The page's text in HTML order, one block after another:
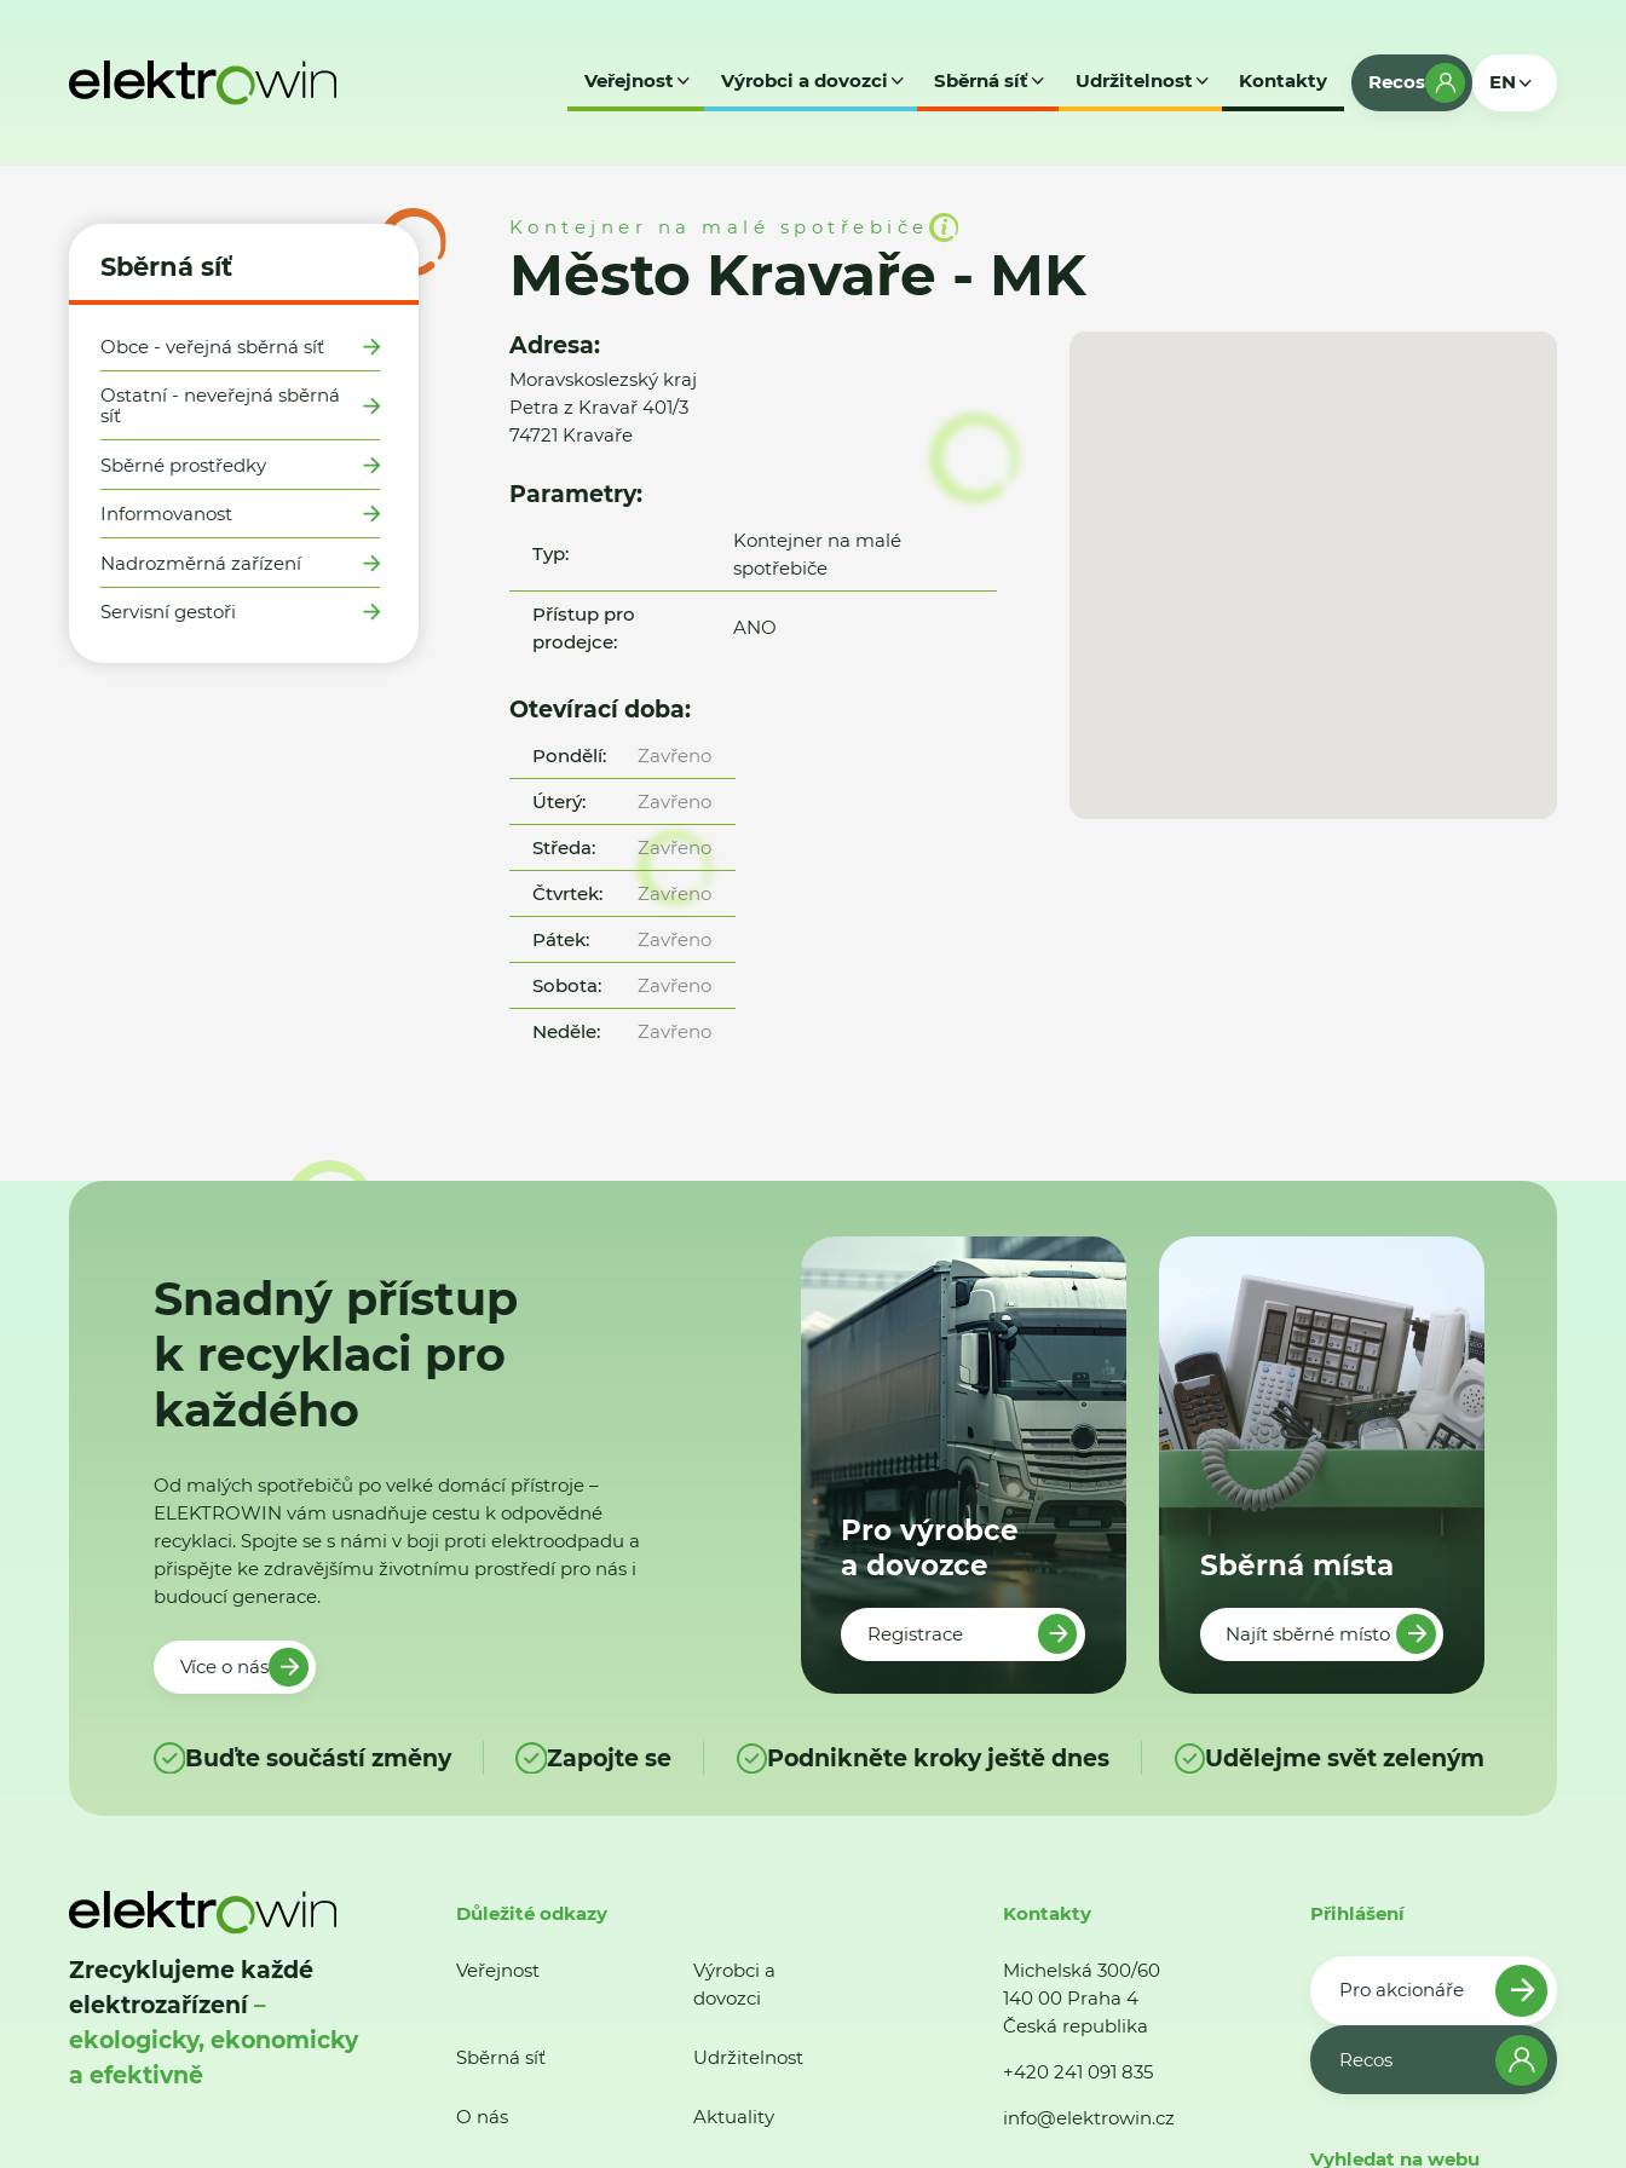
Veřejnost Výrobci a dovozci Sběrná síť Udržitelnost Kontakty Recos EN
Sběrná síť
Obce - veřejná sběrná síť
Ostatní - neveřejná sběrná
síť
Sběrné prostředky
Informovanost
Nadrozměrná zařízení
Servisní gestoři
Kontejner na malé spotřebiče
Město Kravaře - MK
Adresa:
Moravskoslezský kraj
Petra z Kravař 401/3
74721 Kravaře
Parametry:
Typ:
Kontejner na malé
spotřebiče
Přístup pro
prodejce:
ANO
Otevírací doba:
Pondělí:
Zavřeno
Úterý:
Zavřeno
Středa:
Zavřeno
Čtvrtek:
Zavřeno
Pátek:
Zavřeno
Sobota:
Zavřeno
Neděle:
Zavřeno
Snadný přístup
k recyklaci pro
každého
Od malých spotřebičů po velké domácí přístroje –
ELEKTROWIN vám usnadňuje cestu k odpovědné
recyklaci. Spojte se s námi v boji proti elektroodpadu a
přispějte ke zdravějšímu životnímu prostředí pro nás i
budoucí generace.
Více o nás
Pro výrobce
a dovozce
Registrace
Sběrná místa
Najít sběrné místo
Buďte součástí změny Zapojte se Podnikněte kroky ještě dnes Udělejme svět zeleným
Zrecyklujeme každé
elektrozařízení–
ekologicky, ekonomicky
a efektivně
Důležité odkazy
Veřejnost
Výrobci a
dovozci
Sběrná síť Udržitelnost
O nás Aktuality
Kontakty
Michelská 300/60
140 00 Praha 4
Česká republika
+420 241 091 835
info@elektrowin.cz
Přihlášení
Pro akcionáře
Recos
Vyhledat na webu